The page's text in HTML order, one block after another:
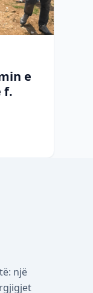
e
f.
një